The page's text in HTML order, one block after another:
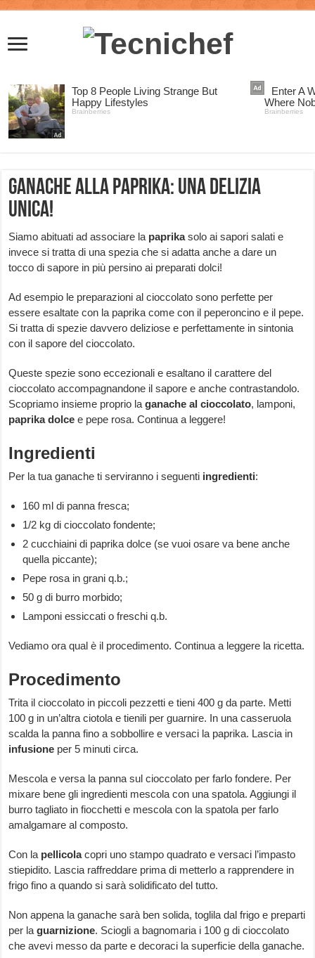
Ganache alla paprika: una delizia
unica!
Siamo abituati ad associare la paprikasolo ai sapori salati e
invece si tratta di una spezia che si adatta anche a dare un
tocco di sapore in più persino ai preparati dolci!
Ad esempio le preparazioni al cioccolato sono perfette per
essere esaltate con la paprika come con il peperoncino e il pepe.
Si tratta di spezie davvero deliziose e perfettamente in sintonia
con il sapore del cioccolato.
Queste spezie sono eccezionali e esaltano il carattere del
cioccolato accompagnandone il sapore e anche contrastandolo.
Scopriamo insieme proprio laganache al cioccolato, lamponi,
paprika dolce e pepe rosa. Continua a leggere!
Ingredienti
Per la tua ganache ti serviranno i seguenti ingredienti:
160 ml di panna fresca;
1/2 kg di cioccolato fondente;
2 cucchiaini di paprika dolce (se vuoi osare va bene anche
quella piccante);
Pepe rosa in grani q.b.;
50 g di burro morbido;
Lamponi essiccati o freschi q.b.
Vediamo ora qual è il procedimento. Continua a leggere la ricetta.
Procedimento
Trita il cioccolato in piccoli pezzetti e tieni 400 g da parte. Metti
100 g in un’altra ciotola e tienili per guarnire. In una casseruola
scalda la panna fino a sobbollire e versaci la paprika. Lascia in
infusione per 5 minuti circa.
Mescola e versa la panna sul cioccolato per farlo fondere. Per
mixare bene gli ingredienti mescola con una spatola. Aggiungi il
burro tagliato in fiocchetti e mescola con la spatola per farlo
amalgamare al composto.
Con la pellicolacopri uno stampo quadrato e versaci l’impasto
stiepidito. Lascia raffreddare prima di metterlo a rapprendere in
frigo fino a quando si sarà solidificato del tutto.
Non appena la ganache sarà ben solida, toglila dal frigo e preparti
per laguarnizione. Sciogli a bagnomaria i 100 g di cioccolato
che avevi messo da parte e decoraci la superficie della ganache.